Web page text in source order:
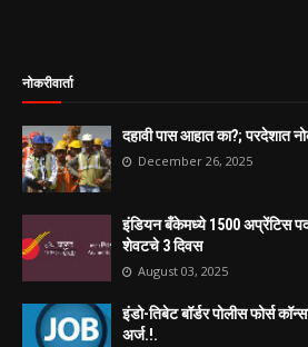
नोकरीवार्ता
दहावी पास आहात का?; परदेशात
December 26, 2025
इंडियन बँकेमध्ये 1500 अप्रेंटिस
शेवटचे 3 दिवस
August 03, 2025
इंडो-तिबेट बॉर्डर पोलीस फोर्स
अर्ज.!.